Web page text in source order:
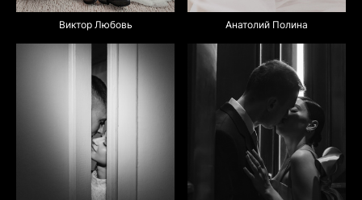
Виктор Любовь Анатолий Полина